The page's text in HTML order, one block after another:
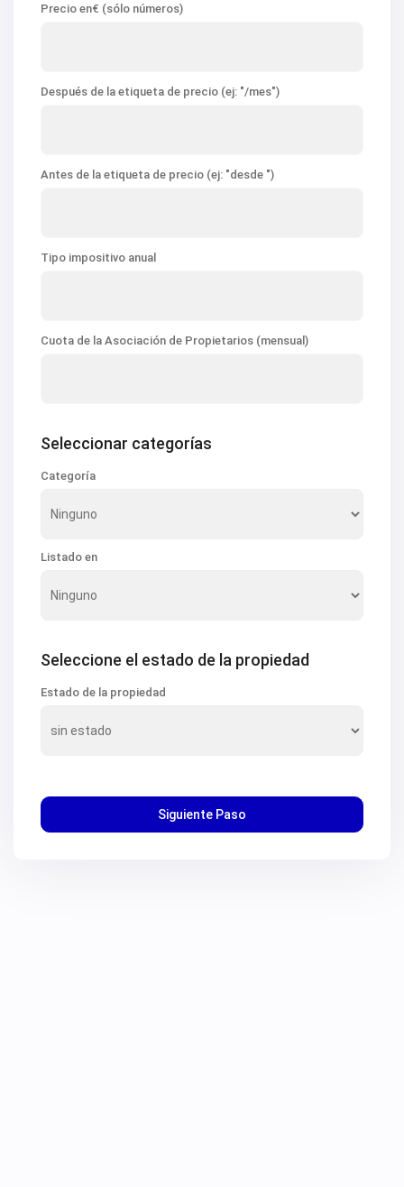
Precio en€ (sólo números)
Después de la etiqueta de precio (ej: "/mes")
Antes de la etiqueta de precio (ej: "desde ")
Tipo impositivo anual
Cuota de la Asociación de Propietarios (mensual)
Seleccionar categorías
Categoría
Listado en
Seleccione el estado de la propiedad
Estado de la propiedad
Siguiente Paso